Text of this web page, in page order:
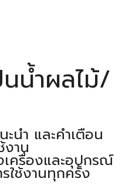
น้ำผลไม้/
นำ และคำเตือน
งาน
ครื่องและอุปกรณ์
ใช้งานทุกครั้ง